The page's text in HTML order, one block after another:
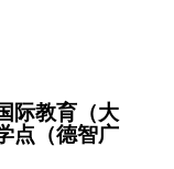
际教育（大
点（德智广